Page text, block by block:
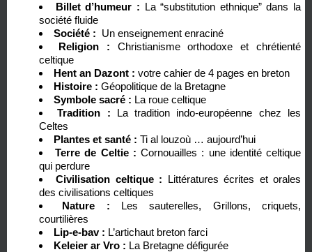
Billet d’humeur : La “substitution ethnique” dans la
société fluide
Société : Un enseignement enraciné
Religion : Christianisme orthodoxe et chrétienté
celtique
Hent an Dazont : votre cahier de 4 pages en breton
Histoire : Géopolitique de la Bretagne
Symbole sacré : La roue celtique
Tradition : La tradition indo-européenne chez les
Celtes
Plantes et santé : Ti al louzoù … aujourd’hui
Terre de Celtie :Cornouailles : une identité celtique
qui perdure
Civilisation celtique : Littératures écrites et orales
des civilisations celtiques
Nature : Les sauterelles, Grillons, criquets,
courtilières
Lip-e-bav : L’artichaut breton farci
Keleier ar Vro : La Bretagne défigurée